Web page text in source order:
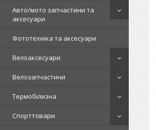
Авто/мото запчастини та
аксесуари
Фототехніка та аксесуари
Велоаксесуари
Велозапчастини
Термобілизна
Спорттовари